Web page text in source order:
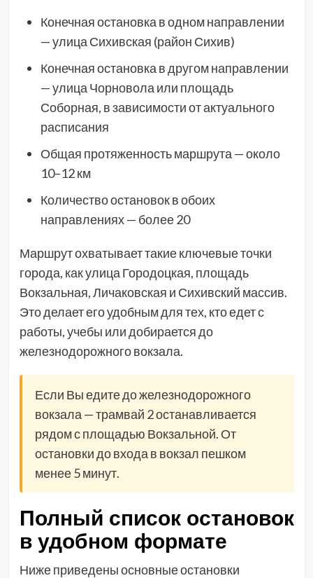
Конечная остановка в одном направлении
— улица Сихивская (район Сихив)
Конечная остановка в другом направлении
— улица Чорновола или площадь
Соборная, в зависимости от актуального
расписания
Общая протяженность маршрута — около
10–12 км
Количество остановок в обоих
направлениях — более 20
Маршрут охватывает такие ключевые точки
города, как улица Городоцкая, площадь
Вокзальная, Личаковская и Сихивский массив.
Это делает его удобным для тех, кто едет с
работы, учебы или добирается до
железнодорожного вокзала.
Если Вы едите до железнодорожного
вокзала — трамвай 2 останавливается
рядом с площадью Вокзальной. От
остановки до входа в вокзал пешком
менее 5 минут.
Полный список остановок
в удобном формате
Ниже приведены основные остановки